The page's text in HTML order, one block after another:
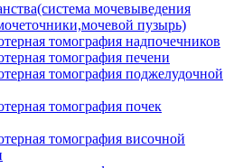
мочевыведения
пузырь)
томография надпочечников
томография печени
томография поджелудочной
томография почек
томография височной